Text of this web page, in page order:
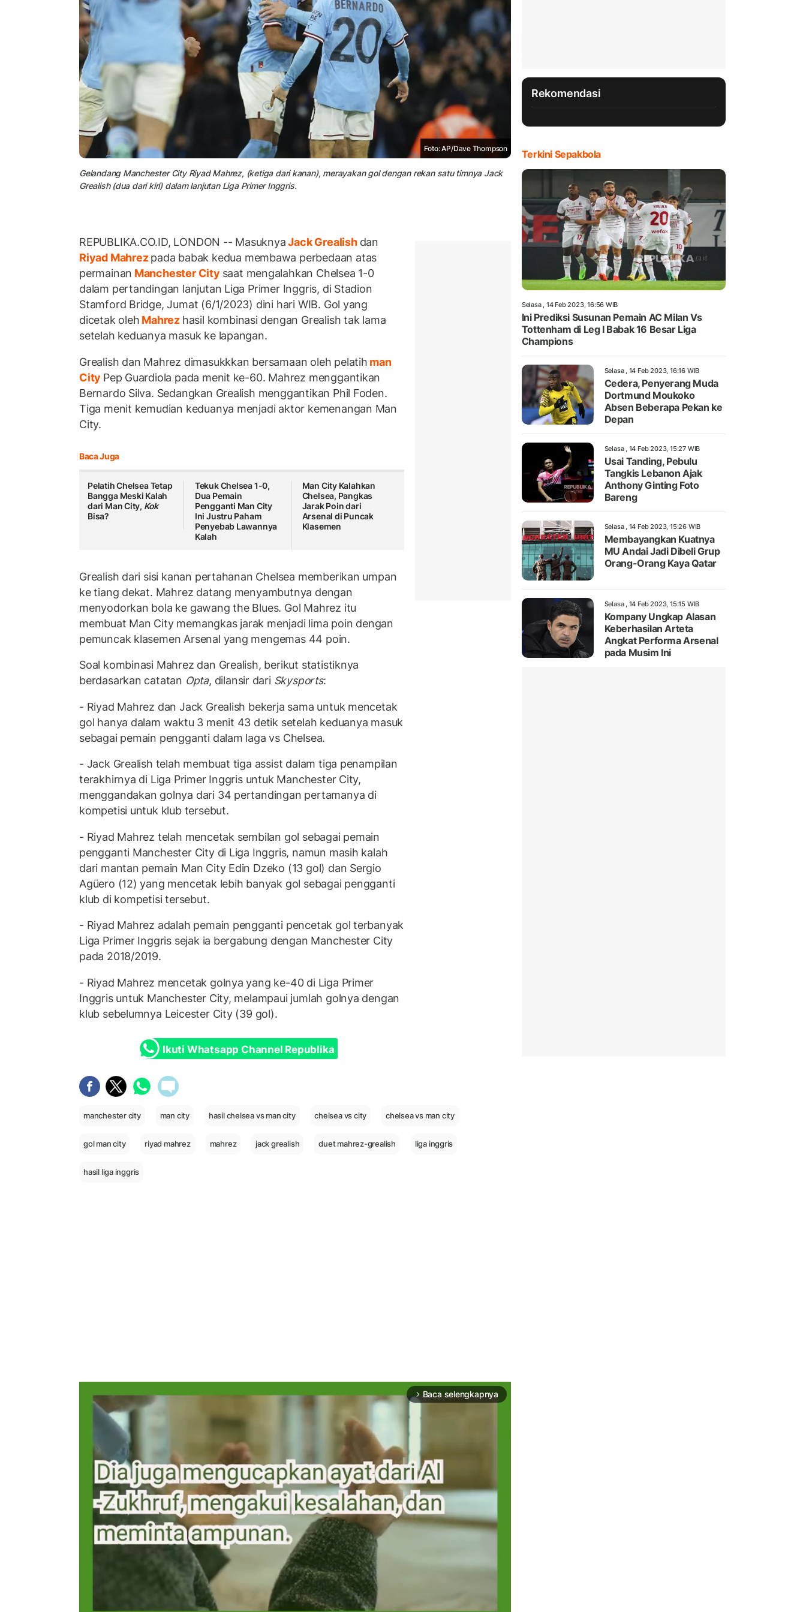
Foto: AP/Dave Thompson
Gelandang Manchester City Riyad Mahrez, (ketiga dari kanan), merayakan gol dengan rekan satu timnya Jack
Grealish (dua dari kiri) dalam lanjutan Liga Primer Inggris.
REPUBLIKA.CO.ID, LONDON -- MasuknyaJack Grealish dan
Riyad Mahrezpada babak kedua membawa perbedaan atas
permainan Manchester City saat mengalahkan Chelsea 1-0
dalam pertandingan lanjutan Liga Primer Inggris, di Stadion
Stamford Bridge, Jumat (6/1/2023) dini hari WIB. Gol yang
dicetak oleh Mahrez hasil kombinasi dengan Grealish tak lama
setelah keduanya masuk ke lapangan.
Grealish dan Mahrez dimasukkkan bersamaan oleh pelatih man
City Pep Guardiola pada menit ke-60. Mahrez menggantikan
Bernardo Silva. Sedangkan Grealish menggantikan Phil Foden.
Tiga menit kemudian keduanya menjadi aktor kemenangan Man
City.
Baca Juga
Pelatih Chelsea Tetap
Bangga Meski Kalah
dari Man City, Kok
Bisa?
Tekuk Chelsea 1-0,
Dua Pemain
Pengganti Man City
Ini Justru Paham
Penyebab Lawannya
Kalah
Man City Kalahkan
Chelsea, Pangkas
Jarak Poin dari
Arsenal di Puncak
Klasemen
Grealish dari sisi kanan pertahanan Chelsea memberikan umpan
ke tiang dekat. Mahrez datang menyambutnya dengan
menyodorkan bola ke gawang the Blues. Gol Mahrez itu
membuat Man City memangkas jarak menjadi lima poin dengan
pemuncak klasemen Arsenal yang mengemas 44 poin.
Soal kombinasi Mahrez dan Grealish, berikut statistiknya
berdasarkan catatan Opta, dilansir dari Skysports:
- Riyad Mahrez dan Jack Grealish bekerja sama untuk mencetak
gol hanya dalam waktu 3 menit 43 detik setelah keduanya masuk
sebagai pemain pengganti dalam laga vs Chelsea.
- Jack Grealish telah membuat tiga assist dalam tiga penampilan
terakhirnya di Liga Primer Inggris untuk Manchester City,
menggandakan golnya dari 34 pertandingan pertamanya di
kompetisi untuk klub tersebut.
- Riyad Mahrez telah mencetak sembilan gol sebagai pemain
pengganti Manchester City di Liga Inggris, namun masih kalah
dari mantan pemain Man City Edin Dzeko (13 gol) dan Sergio
Agüero (12) yang mencetak lebih banyak gol sebagai pengganti
klub di kompetisi tersebut.
- Riyad Mahrez adalah pemain pengganti pencetak gol terbanyak
Liga Primer Inggris sejak ia bergabung dengan Manchester City
pada 2018/2019.
- Riyad Mahrez mencetak golnya yang ke-40 di Liga Primer
Inggris untuk Manchester City, melampaui jumlah golnya dengan
klub sebelumnya Leicester City (39 gol).
Ikuti Whatsapp Channel Republika
manchester city man city hasil chelsea vs man city chelsea vs city chelsea vs man city
gol man city riyad mahrez mahrez jack grealish duet mahrez-grealish liga inggris
hasil liga inggris
arrow_forward_ios Baca selengkapnya
Rekomendasi
Terkini Sepakbola
Selasa , 14 Feb 2023, 16:56 WIB
Ini Prediksi Susunan Pemain AC Milan Vs
Tottenham di Leg I Babak 16 Besar Liga
Champions
Selasa , 14 Feb 2023, 16:16 WIB
Cedera, Penyerang Muda
Dortmund Moukoko
Absen Beberapa Pekan ke
Depan
Selasa , 14 Feb 2023, 15:27 WIB
Usai Tanding, Pebulu
Tangkis Lebanon Ajak
Anthony Ginting Foto
Bareng
Selasa , 14 Feb 2023, 15:26 WIB
Membayangkan Kuatnya
MU Andai Jadi Dibeli Grup
Orang-Orang Kaya Qatar
Selasa , 14 Feb 2023, 15:15 WIB
Kompany Ungkap Alasan
Keberhasilan Arteta
Angkat Performa Arsenal
pada Musim Ini